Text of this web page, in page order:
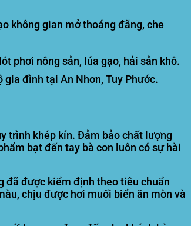
không gian mở thoáng đãng, che
phơi nông sản, lúa gạo, hải sản khô.
đình tại An Nhơn, Tuy Phước.
trình khép kín. Đảm bảo chất lượng
bạt đến tay bà con luôn có sự hài
đã được kiểm định theo tiêu chuẩn
chịu được hơi muối biển ăn mòn và